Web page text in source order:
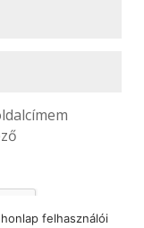
felhasználói